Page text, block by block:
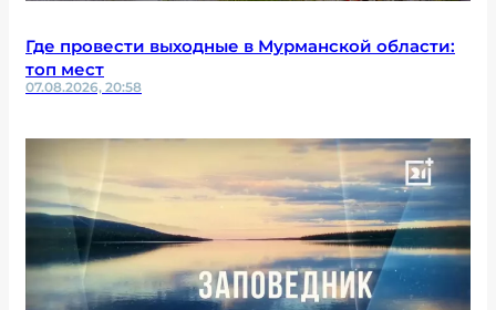
Где провести выходные в Мурманской области:
топ мест
07.08.2026, 20:58